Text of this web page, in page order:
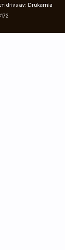
drivs av: Drukarnia